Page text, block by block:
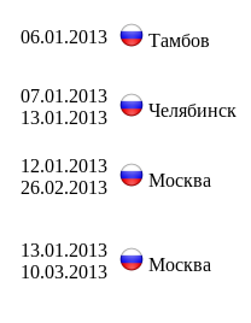
06.01.2013 Тамбов
07.01.2013
13.01.2013
Челябинск
12.01.2013
26.02.2013
Москва
13.01.2013
10.03.2013
Москва